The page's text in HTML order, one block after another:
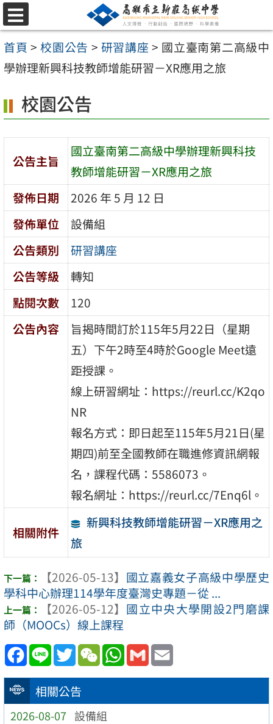
跳
至
主
要
容
區
選
單
首頁 > 校園公告 > 研習講座 > 國立臺南第二高級中
學辦理新興科技教師增能研習－XR應用之旅
相關公告
2026-08-07 設備組
校園公告
公告主旨
國立臺南第二高級中學辦理新興科技
教師增能研習－XR應用之旅
發佈日期
2026 年 5 月 12 日
發佈單位
設備組
公告類別
研習講座
公告等級
轉知
點閱次數
120
公告內容
旨揭時間訂於115年5月22日（星期
五）下午2時至4時於Google Meet遠
距授課。
線上研習網址：https://reurl.cc/K2qo
NR
報名方式：即日起至115年5月21日(星
期四)前至全國教師在職進修資訊網報
名，課程代碼：5586073。
報名網址：https://reurl.cc/7Enq6l。
相關附件
新興科技教師增能研習－XR應用之
旅
【2026-05-13】 國立嘉義女子高級中學歷史
學科中心辦理114學年度臺灣史專題－從 ...
【2026-05-12】 國立中央大學開設2門磨課
師（MOOCs）線上課程
Facebook
Line TwitterWeChatWhatsApp
Gmail